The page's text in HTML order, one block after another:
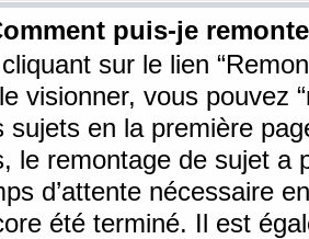
puis-je
sur le lien
visionner, vous pouvez
sujets en la première
le remontage de sujet a
d’attente nécessaire
été terminé. Il est